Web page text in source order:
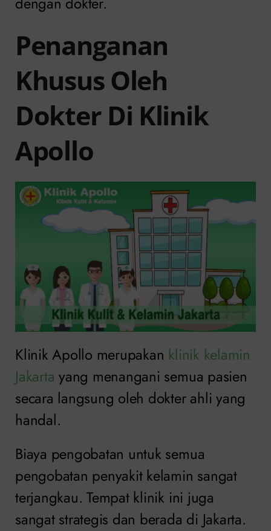
Penanganan
Khusus Oleh
Dokter Di Klinik
Apollo
Klinik Apollo merupakan klinik kelamin
Jakarta yang menangani semua pasien
secara langsung oleh dokter ahli yang
handal.
Biaya pengobatan untuk semua
pengobatan penyakit kelamin sangat
terjangkau. Tempat klinik ini juga
sangat strategis dan berada di Jakarta.